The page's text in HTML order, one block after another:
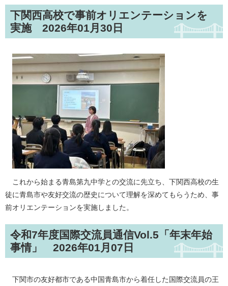
下関西高校で事前オリエンテーションを
実施 2026年01月30日
これから始まる青島第九中学との交流に先立ち、下関西高校の生
徒に青島市や友好交流の歴史について理解を深めてもらうため、事
前オリエンテーションを実施しました。
令和7年度国際交流員通信Vol.5「年末年始
事情」 2026年01月07日
下関市の友好都市である中国青島市から着任した国際交流員の王